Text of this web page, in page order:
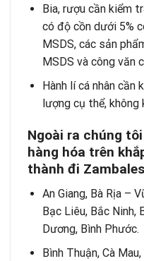
Bia, rượu cần kiểm
có độ cồn dưới 5%
MSDS, các sản
MSDS và công văn
Hành lí cá nhân cần
lượng cụ thể, không
Ngoài ra chúng
hàng hóa trên
thành đi
An Giang, Bà Rịa –
Bạc Liêu, Bắc Ninh,
Dương, Bình Phước.
Bình Thuận, Cà